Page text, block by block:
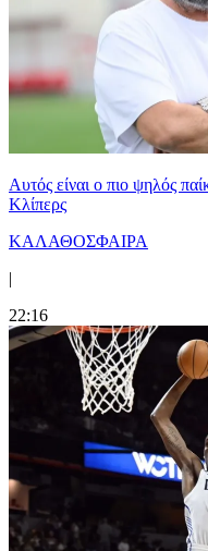
Αυτός είναι ο πιο ψηλός
Κλίπερς
ΚΑΛΑΘΟΣΦΑΙΡΑ
|
22:16